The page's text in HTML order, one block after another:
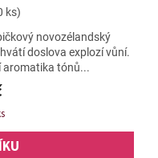
ks)
novozélandský
doslova explozí vůní.
aromatika tónů...